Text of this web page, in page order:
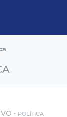
• POLÍTICA